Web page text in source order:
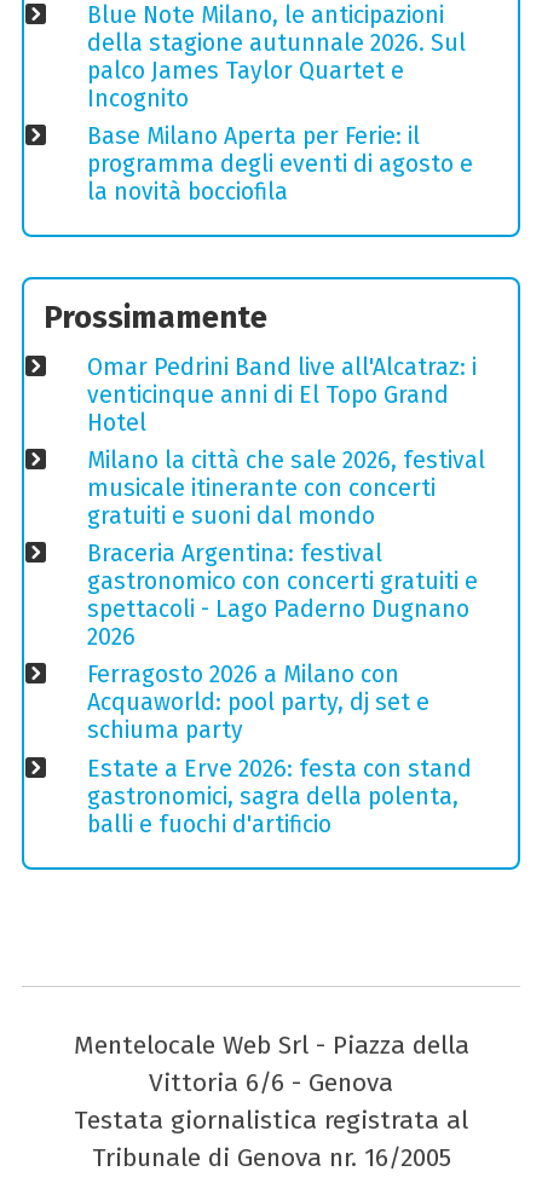
Blue Note Milano, le anticipazioni
della stagione autunnale 2026. Sul
palco James Taylor Quartet e
Incognito
Base Milano Aperta per Ferie: il
programma degli eventi di agosto e
la novità bocciofila
Prossimamente
Omar Pedrini Band live all'Alcatraz: i
venticinque anni di El Topo Grand
Hotel
Milano la città che sale 2026, festival
musicale itinerante con concerti
gratuiti e suoni dal mondo
Braceria Argentina: festival
gastronomico con concerti gratuiti e
spettacoli - Lago Paderno Dugnano
2026
Ferragosto 2026 a Milano con
Acquaworld: pool party, dj set e
schiuma party
Estate a Erve 2026: festa con stand
gastronomici, sagra della polenta,
balli e fuochi d'artificio
Mentelocale Web Srl - Piazza della
Vittoria 6/6 - Genova
Testata giornalistica registrata al
Tribunale di Genova nr. 16/2005